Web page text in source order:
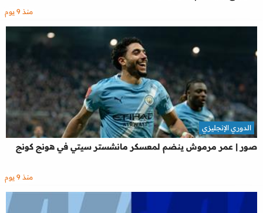
منذ 9 يوم
صور | عمر مرموش ينضم لمعسكر مانشستر سيتي في هونج كونج
الدوري الإنجليزي
منذ 9 يوم